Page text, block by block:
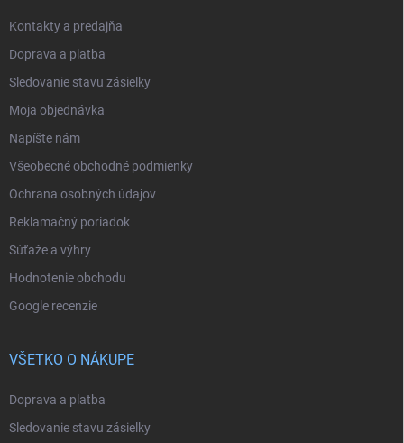
Kontakty a predajňa
Doprava a platba
Sledovanie stavu zásielky
Moja objednávka
Napíšte nám
Všeobecné obchodné podmienky
Ochrana osobných údajov
Reklamačný poriadok
Súťaže a výhry
Hodnotenie obchodu
Google recenzie
VŠETKO O NÁKUPE
Doprava a platba
Sledovanie stavu zásielky